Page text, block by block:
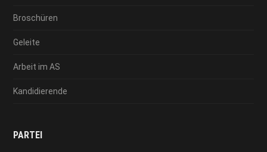
Broschüren
Geleite
Arbeit im AS
Kandidierende
PARTEI